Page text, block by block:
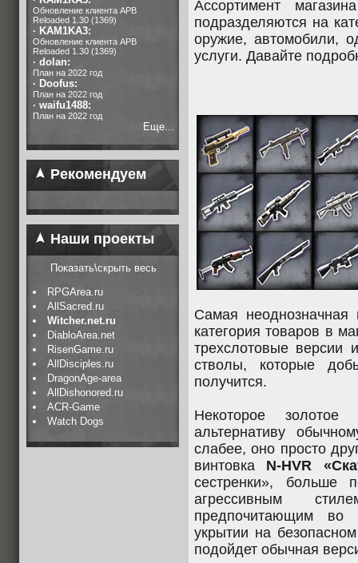
Обновление клиента APB
Reloaded 1.30 (1369)
· KAM1KA3:
Обновление клиента APB
Reloaded 1.30 (1369)
· dolan:
План на 2022 год
· Doofus:
План на 2022 год
· waifu1488:
План на 2022 год
Еще...
Рекомендуем
Наши проекты
Показать\скрыть весь
RPGArea.ru
AllSacred.ru
Witcher.net.ru
DiabloArea.net
RisenGame.ru
AllDisciples.ru
DragonAge-area
AllDishonored.ru
ACR-Game
Watch Dogs
Ассортимент
подразделяются на
оружие, автомобили,
услуги. Давайте
Самая неоднозначная
категория товаров в
трехслотовые версии
стволы, которые
получится.
Некоторое
альтернативу
слабее, оно просто
винтовка N-HVR
сестренки», больше
агрессивным
предпочитающим во
укрытии на
подойдет обычная